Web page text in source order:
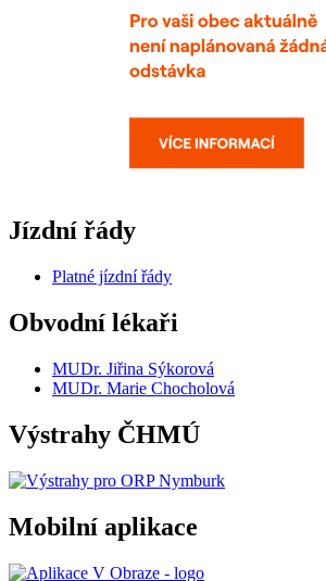
Jízdní řády
Platné jízdní řády
Obvodní lékaři
MUDr. Jiřina Sýkorová
MUDr. Marie Chocholová
Výstrahy ČHMÚ
Mobilní aplikace